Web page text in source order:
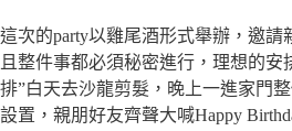
這次的party以雞尾酒形式舉辦，邀請
且整件事都必須秘密進行，理想的安
排”白天去沙龍剪髮，晚上一進家門
設置，親朋好友齊聲大喊Happy